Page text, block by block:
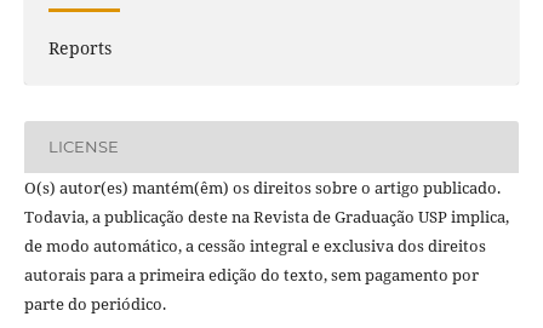
Reports
LICENSE
O(s) autor(es) mantém(êm) os direitos sobre o artigo publicado.
Todavia, a publicação deste na Revista de Graduação USP implica,
de modo automático, a cessão integral e exclusiva dos direitos
autorais para a primeira edição do texto, sem pagamento por
parte do periódico.